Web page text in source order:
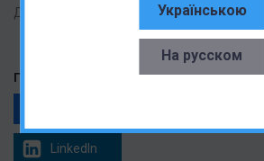
Українською
На русском
Дата публикации: 02.02.2021
Поделиться статьей
LinkedIn